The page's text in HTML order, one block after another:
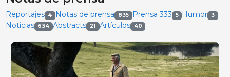
Reportajes 4 Notas de prensa 835 Prensa 333 5 Humor 3
Noticias 634 Abstracts 21 Artículos 40